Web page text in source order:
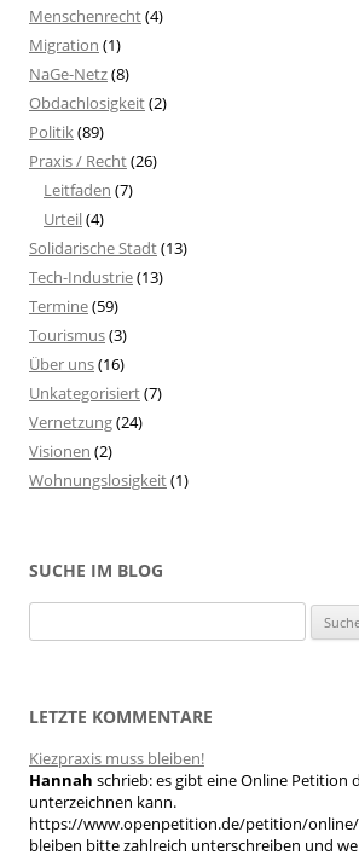
Menschenrecht(4)
Migration (1)
NaGe-Netz(8)
Obdachlosigkeit(2)
Politik(89)
Praxis / Recht(26)
Leitfaden (7)
Urteil(4)
Solidarische Stadt(13)
Tech-Industrie(13)
Termine(59)
Tourismus(3)
Über uns(16)
Unkategorisiert(7)
Vernetzung(24)
Visionen (2)
Wohnungslosigkeit(1)
SUCHE IM BLOG
u
n
n
a
c
LETZTE KOMMENTARE
Kiezpraxis muss bleiben!
Hannah schrieb:es gibt eine Online Petition
unterzeichnen kann.
https://www.openpetition.de/petition/online/
bleiben bitte zahlreich unterschreiben und